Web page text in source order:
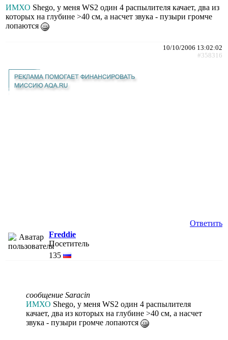
ИМХО Shego, у меня WS2 один 4 распылителя качает, два из
которых на глубине >40 cм, а насчет звука - пузыри громче
лопаются
10/10/2006 13:02:02
#358316
Ответить
Freddie
Посетитель
135
сообщение Saracin
ИМХО Shego, у меня WS2 один 4 распылителя
качает, два из которых на глубине >40 cм, а насчет
звука - пузыри громче лопаются